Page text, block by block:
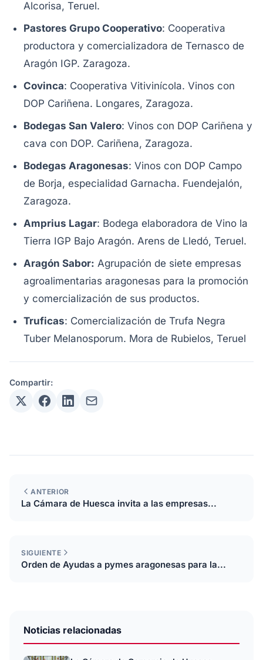
Alcorisa, Teruel.
Pastores Grupo Cooperativo: Cooperativa
productora y comercializadora de Ternasco de
Aragón IGP. Zaragoza.
Covinca: Cooperativa Vitivinícola. Vinos con
DOP Cariñena. Longares, Zaragoza.
Bodegas San Valero: Vinos con DOP Cariñena y
cava con DOP. Cariñena, Zaragoza.
Bodegas Aragonesas: Vinos con DOP Campo
de Borja, especialidad Garnacha. Fuendejalón,
Zaragoza.
Amprius Lagar: Bodega elaboradora de Vino la
Tierra IGP Bajo Aragón. Arens de Lledó, Teruel.
Aragón Sabor: Agrupación de siete empresas
agroalimentarias aragonesas para la promoción
y comercialización de sus productos.
Truficas: Comercialización de Trufa Negra
Tuber Melanosporum. Mora de Rubielos, Teruel
Compartir:
ANTERIOR
La Cámara de Huesca invita a las empresas...
SIGUIENTE
Orden de Ayudas a pymes aragonesas para la...
Noticias relacionadas